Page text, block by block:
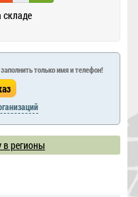
только имя и телефон!
в регионы